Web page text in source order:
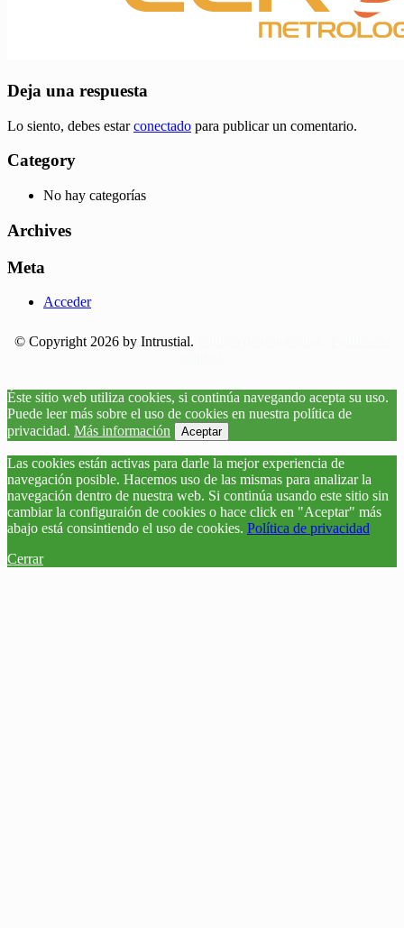
Deja una respuesta
Lo siento, debes estarconectado para publicar un comentario.
Category
No hay categorías
Archives
Meta
Acceder
© Copyright 2026 by Intrustial.
Éste sitio web utiliza cookies, si continúa navegando acepta su uso.
Puede leer más sobre el uso de cookies en nuestra política de
privacidad. Más información Aceptar
Las cookies están activas para darle la mejor experiencia de
navegación posible. Hacemos uso de las mismas para analizar la
navegación dentro de nuestra web. Si continúa usando este sitio sin
cambiar la configuraión de cookies o hace click en "Aceptar" más
abajo está consintiendo el uso de cookies. Política de privacidad
Cerrar